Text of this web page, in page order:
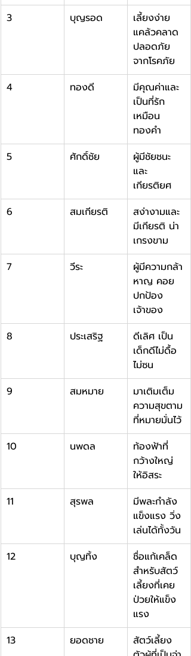
3
บุญรอด
เลี้ยงง่าย
แคล้วคลาด
ปลอดภัย
จากโรคภัย
4
ทองดี
มีคุณค่าและ
เป็นที่รัก
เหมือน
ทองคำ
5
ศักดิ์ชัย
ผู้มีชัยชนะ
และ
เกียรติยศ
6
สมเกียรติ
สง่างามและ
มีเกียรติ น่า
เกรงขาม
7
วีระ
ผู้มีความกล้า
หาญ คอย
ปกป้อง
เจ้าของ
8
ประเสริฐ
ดีเลิศ เป็น
เด็กดีไม่ดื้อ
ไม่ซน
9
สมหมาย
มาเติมเต็ม
ความสุขตาม
ที่หมายมั่นไว้
10
นพดล
ท้องฟ้าที่
กว้างใหญ่
ให้อิสระ
11
สุรพล
มีพละกำลัง
แข็งแรง วิ่ง
เล่นได้ทั้งวัน
12
บุญทิ้ง
ชื่อแก้เคล็ด
สำหรับสัตว์
เลี้ยงที่เคย
ป่วยให้แข็ง
แรง
13
ยอดชาย
สัตว์เลี้ยง